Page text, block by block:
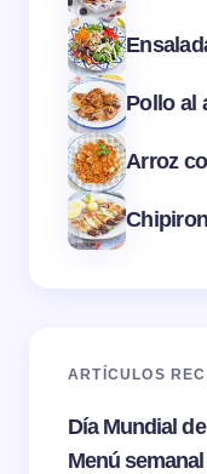
Pollo al
Arroz
ARTÍCULOS
Día Mundial
Menú